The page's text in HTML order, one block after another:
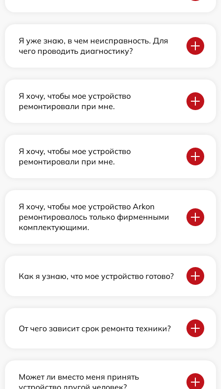
Я уже знаю, в чем неисправность. Для
чего проводить диагностику?
Я хочу, чтобы мое устройство
ремонтировали при мне.
Я хочу, чтобы мое устройство
ремонтировали при мне.
Я хочу, чтобы мое устройство Arkon
ремонтировалось только фирменными
комплектующими.
Как я узнаю, что мое устройство готово?
От чего зависит срок ремонта техники?
Может ли вместо меня принять